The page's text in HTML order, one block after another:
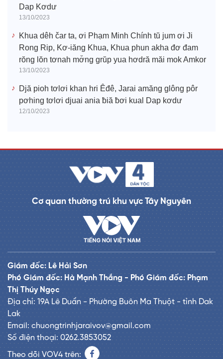
Dap Kơdư
13/10/2023
Khua dêh čar ta, ơi Phạm Minh Chính tŭ jum ơi Ji
Rong Rip, Kơ-iăng Khua, Khua phun akha đơ đam
rŏng lŏn tơnah mơ̆ng grŭp yua hơdră măi mok Amkor
13/10/2023
Djă pioh tơlơi khan hri Êđê, Jarai amăng glông pôr
pơhing tơlơi djuai ania ƀiă ƀơi kual Dap kơdư
12/10/2023
Cơ quan thường trú khu vực Tây Nguyên
Giám đốc: Lê Hải Sơn
Phó Giám đốc: Hà Mạnh Thắng - Phó Giám đốc: Phạm
Thị Thúy Ngọc
Địa chỉ: 19A Lê Duẩn - Phường Buôn Ma Thuột - tỉnh Dak
Lak
Email: chuongtrinhjaraivov@gmail.com
Số điện thoại: 0262.3853052
Theo dõi VOV4 trên: